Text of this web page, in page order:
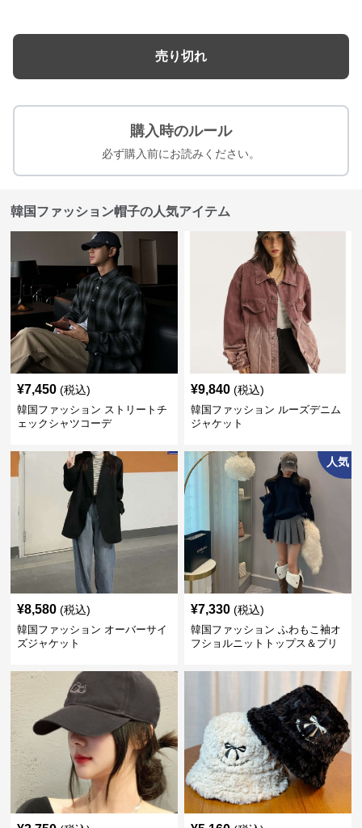
売り切れ
購入時のルール
必ず購入前にお読みください。
韓国ファッション帽子の人気アイテム
¥7,450 (税込)
韓国ファッション ストリートチ
ェックシャツコーデ
¥9,840 (税込)
韓国ファッション ルーズデニム
ジャケット
¥8,580 (税込)
韓国ファッション オーバーサイ
ズジャケット
人気
¥7,330 (税込)
韓国ファッション ふわもこ袖オ
フショルニットトップス＆プリ